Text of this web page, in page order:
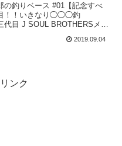
の釣りベース #01【記念すべ
！！いきなり◯◯◯釣
代目 J SOUL BROTHERSメン
！その名も『山下健二郎の釣
2019.09.04
ンク